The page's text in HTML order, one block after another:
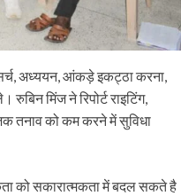
अध्ययन, आंकड़े इकट्ठा करना,
मिंज ने रिपोर्ट राइटिंग,
तनाव को कम करने में सुविधा
को सकारात्मकता में बदल सकते है